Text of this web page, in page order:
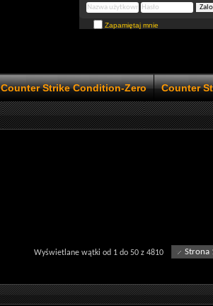
Zapamiętaj mnie
Counter Strike Condition-Zero Counter
Strona
Wyświetlane wątki od 1 do 50 z 4810